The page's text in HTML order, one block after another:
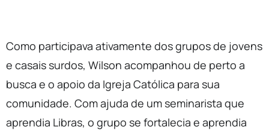
Como participava ativamente dos grupos de jovens
e casais surdos, Wilson acompanhou de perto a
busca e o apoio da Igreja Católica para sua
comunidade. Com ajuda de um seminarista que
aprendia Libras, o grupo se fortalecia e aprendia